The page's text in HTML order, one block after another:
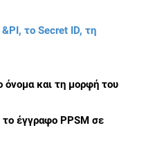
το Secret ID, τη
όνομα και τη μορφή του
το έγγραφο PPSM σε